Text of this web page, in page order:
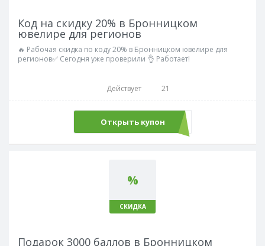
Код на скидку 20% в Бронницком
ювелире для регионов
🔥 Рабочая скидка по коду 20% в Бронницком ювелире для
регионов✅ Сегодня уже проверили 👌 Работает!
Действует 21
Открыть купон
БРИЛЛИАНТ
%
СКИДКА
Подарок 3000 баллов в Бронницком